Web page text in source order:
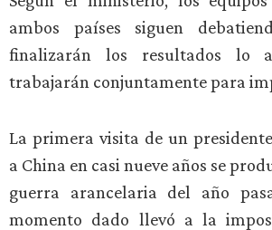
ambos países siguen
finalizarán los resultados lo
trabajarán conjuntamente para
La primera visita de un
a China en casi nueve años se
guerra arancelaria del año
momento dado llevó a la